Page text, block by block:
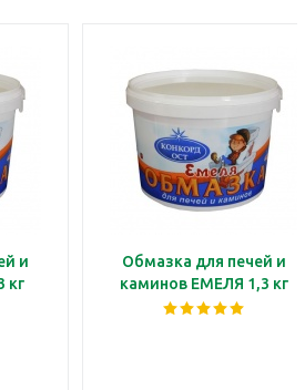
и
кг
Обмазка для печей и
каминов ЕМЕЛЯ 1,3 кг